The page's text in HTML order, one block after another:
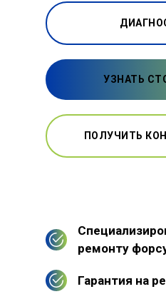
УЗНАТЬ
ПОЛУЧИТЬ
ремонту
Гарантия на